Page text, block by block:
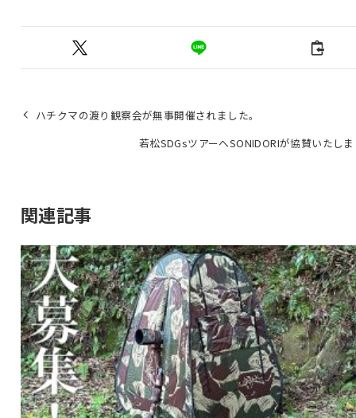
ハチクマの渡り観察会が無事開催されました。
若松SDGsツアーへSONIDORIが協賛いたし
関連記事